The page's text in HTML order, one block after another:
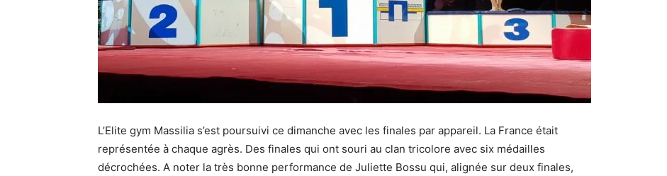
L’Elite gym Massilia s’est poursuivi ce dimanche avec les finales par appareil. La France était
représentée à chaque agrès. Des finales qui ont souri au clan tricolore avec six médailles
décrochées. A noter la très bonne performance de Juliette Bossu qui, alignée sur deux finales,